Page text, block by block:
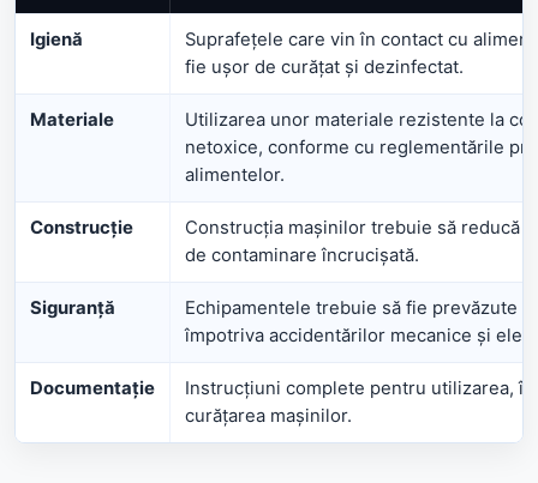
Igienă
Suprafețele care vin în contact cu
fie ușor de curățat și dezinfectat.
Materiale
Utilizarea unor materiale rezistente la
netoxice, conforme cu reglementările
alimentelor.
Construcție
Construcția mașinilor trebuie să reducă
de contaminare încrucișată.
Siguranță
Echipamentele trebuie să fie prevăzute
împotriva accidentărilor mecanice și
Documentație
Instrucțiuni complete pentru utilizarea,
curățarea mașinilor.